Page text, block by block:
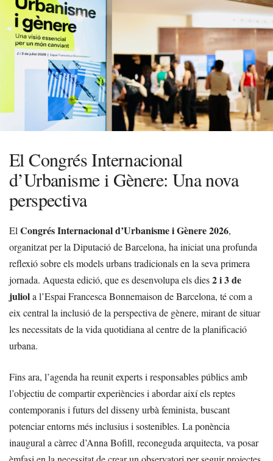
El Congrés Internacional
d’Urbanisme i Gènere: Una nova
perspectiva
El Congrés Internacional d’Urbanisme i Gènere 2026,
organitzat per la Diputació de Barcelona, ha iniciat una profunda
reflexió sobre els models urbans tradicionals en la seva primera
jornada. Aquesta edició, que es desenvolupa els dies2 i 3 de
juliola l’Espai Francesca Bonnemaison de Barcelona, té com a
eix central la inclusió de la perspectiva de gènere, mirant de situar
les necessitats de la vida quotidiana al centre de la planificació
urbana.
Fins ara, l’agenda ha reunit experts i responsables públics amb
l’objectiu de compartir experiències i abordar així els reptes
contemporanis i futurs del disseny urbà feminista, buscant
potenciar entorns més inclusius i sostenibles. La ponència
inaugural a càrrec d’Anna Bofill, reconeguda arquitecta, va posar